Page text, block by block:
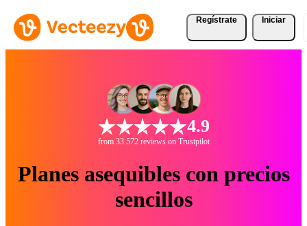
Regístrate Iniciar
4.9
from 33.572 reviews on Trustpilot
Planes asequibles con precios
sencillos